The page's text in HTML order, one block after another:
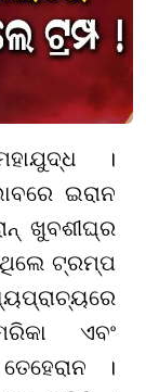
।
ଇରାନ
ଖୁବଶୀଘ୍ର
ଟ୍ରମ୍ପ
ଏବଂ
।